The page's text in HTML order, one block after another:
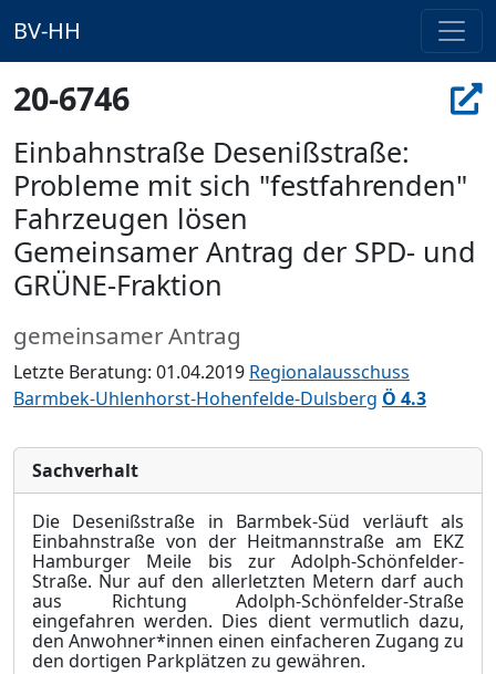
BV-HH
20-6746
Einbahnstraße Desenißstraße:
Probleme mit sich "festfahrenden"
Fahrzeugen lösen
Gemeinsamer Antrag der SPD- und
GRÜNE-Fraktion
gemeinsamer Antrag
Letzte Beratung: 01.04.2019 Regionalausschuss
Barmbek-Uhlenhorst-Hohenfelde-Dulsberg Ö 4.3
Sachverhalt
Die Desenißstraße in Barmbek-Süd verläuft als
Einbahnstraße von der Heitmannstraße am EKZ
Hamburger Meile bis zur Adolph-Schönfelder-
Straße. Nur auf den allerletzten Metern darf auch
aus Richtung Adolph-Schönfelder-Straße
eingefahren werden. Dies dient vermutlich dazu,
den Anwohner*innen einen einfacheren Zugang zu
den dortigen Parkplätzen zu gewähren.